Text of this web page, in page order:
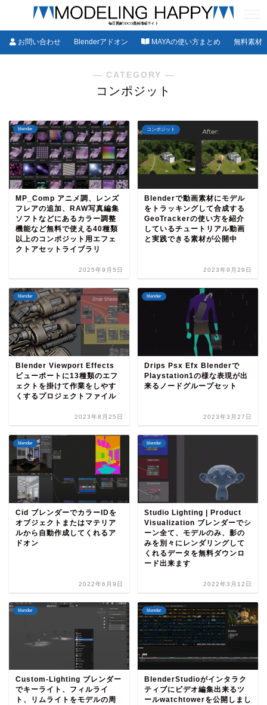
お問い合わせ Blenderアドオン MAYAの使い方まとめ 無料素材
― CATEGORY ―
コンポジット
blender
MP_Comp アニメ調、レンズ
フレアの追加、RAW写真編集
ソフトなどにあるカラー調整
機能など無料で使える40種類
以上のコンポジット用エフェ
クトアセットライブラリ
2025年9月5日
コンポジット
Blenderで動画素材にモデル
をトラッキングして合成する
GeoTrackerの使い方を紹介
しているチュートリアル動画
と実践できる素材が公開中
2023年9月29日
blender
Blender Viewport Effects
ビューポートに13種類のエフ
ェクトを掛けて作業をしやす
くするプロジェクトファイル
2023年8月25日
blender
Drips Psx Efx Blenderで
Playstation1の様な表現が出
来るノードグループセット
2023年3月27日
blender
Cid ブレンダーでカラーIDを
オブジェクトまたはマテリア
ルから自動作成してくれるア
ドオン
2022年6月9日
blender
Studio Lighting | Product
Visualization ブレンダーでシ
ーン全て、モデルのみ、影の
みを別々にレンダリングして
くれるデータを無料ダウンロ
ード出来ます
2022年3月12日
blender
Custom-Lighting ブレンダー
でキーライト、フィルライ
ト、リムライトをモデルの周
blender
BlenderStudioがインタラク
ティブにビデオ編集出来るツ
ールwatchtowerを公開しまし